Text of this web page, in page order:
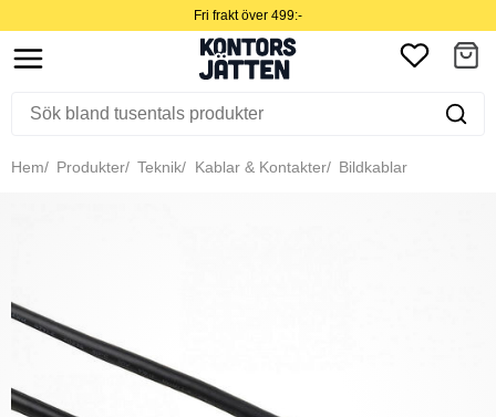
Fri frakt över 499:-
Hem Produkter Teknik Kablar & Kontakter Bildkablar